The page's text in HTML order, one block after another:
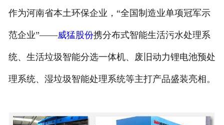
作为河南省本土环保企业，“全国制造业单项冠军示
范企业”——威猛股份携分布式智能生活污水处理系
统、生活垃圾智能分选一体机、废旧动力锂电池预处
理系统、湿垃圾智能处理系统等主打产品盛装亮相。